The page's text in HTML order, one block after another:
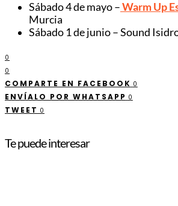
Sábado 4 de mayo –Warm Up
Murcia
Sábado 1 de junio – Sound
0
0
COMPARTE EN FACEBOOK 0
ENVÍALO POR WHATSAPP 0
TWEET 0
Te puede interesar